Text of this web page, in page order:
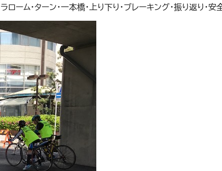
ーム・ターン・一本橋・上り下り・ブレーキング・振り返り・